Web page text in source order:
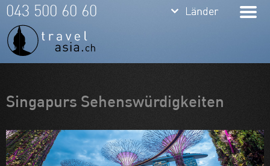
Team
Über uns
Feedbacks
keyboard_arrow_down Länder
Vietnam
Laos
Kambodscha
keyboard_arrow_down Länder
043 500 60 60
Singapurs Sehenswürdigkeiten